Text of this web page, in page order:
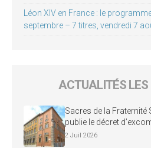
Léon XIV en France : le
septembre – 7 titres, vendredi 7
ACTUALITÉS LES
Sacres de la Fraternité
publie le décret
2 Juil 2026